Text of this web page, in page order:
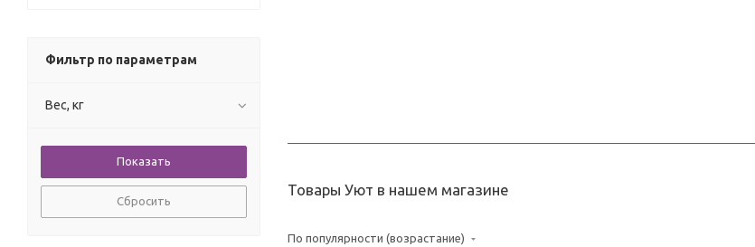
Товары Уют в нашем магазине
По популярности (возрастание)
Фильтр по параметрам
Вес, кг
Сбросить